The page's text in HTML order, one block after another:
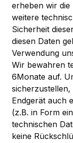
erheben wir die
weitere
Sicherheit
diesen Daten
Verwendung
Wir bewahren
6Monate auf.
Endgerät auch
(z.B. in Form
technischen
keine